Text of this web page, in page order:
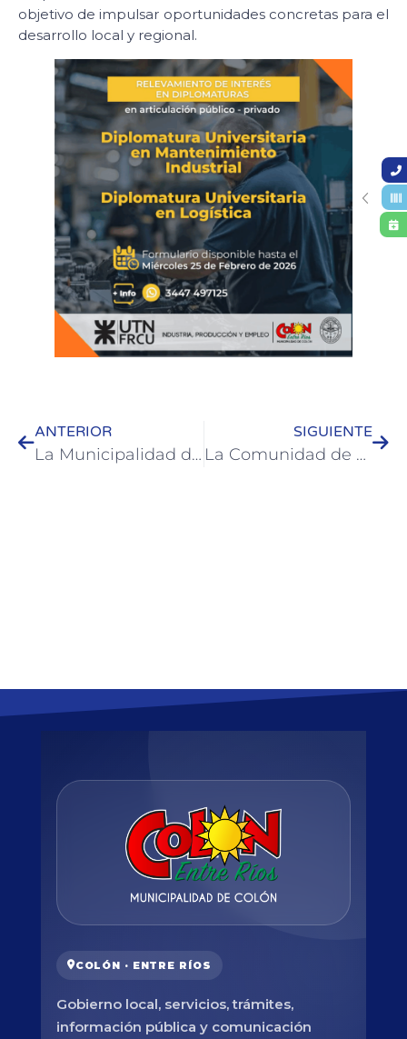
objetivo de impulsar oportunidades concretas para el
desarrollo local y regional.
ANTERIOR
La Municipalidad de Colón aportará fondos para finalizar la obra de la sala oncológica del Hospital
SIGUIENTE
La Comunidad de Colón marchó en protesta por HIF Global
COLÓN · ENTRE RÍOS
Gobierno local, servicios, trámites,
información pública y comunicación